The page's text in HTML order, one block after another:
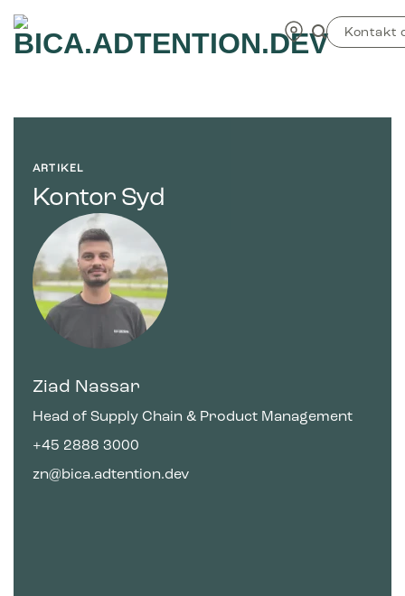
indhold
Kontakt
ARTIKEL
Kontor Syd
Ziad Nassar
Head of Supply Chain & Product Management
+45 2888 3000
zn@bica.adtention.dev